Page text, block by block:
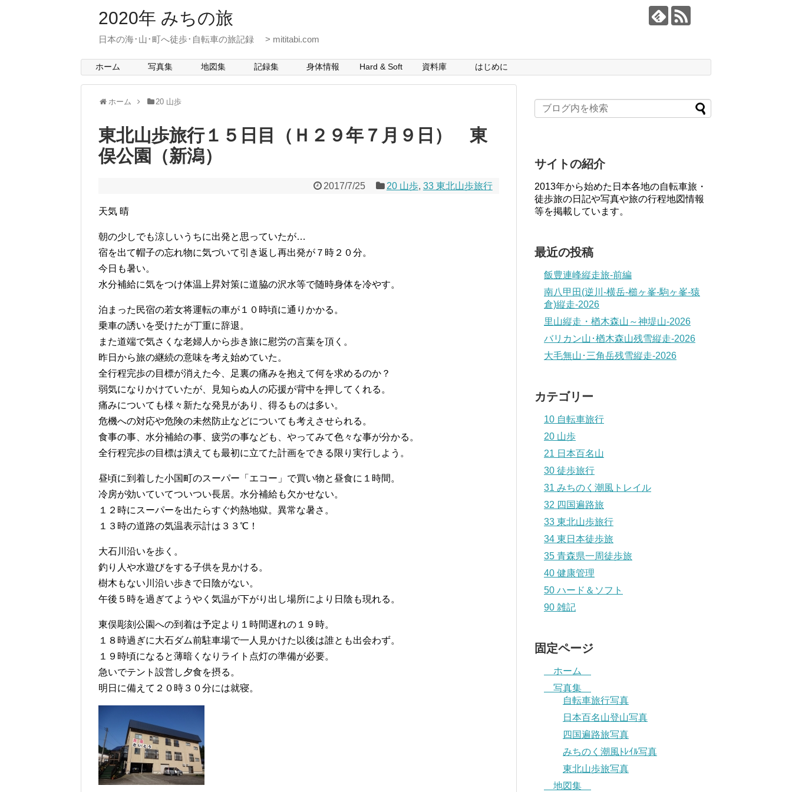
2020年 みちの旅
日本の海･山･町へ徒歩･自転車の旅記録 > mititabi.com
ホーム 写真集 地図集 記録集 身体情報 Hard & Soft 資料庫 はじめに
ホーム 20 山歩
東北山歩旅行１５日目（Ｈ２９年７月９日） 東
俣公園（新潟）
2017/7/25 20 山歩, 33 東北山歩旅行
天気 晴
朝の少しでも涼しいうちに出発と思っていたが…
宿を出て帽子の忘れ物に気づいて引き返し再出発が７時２０分。
今日も暑い。
水分補給に気をつけ体温上昇対策に道脇の沢水等で随時身体を冷やす。
泊まった民宿の若女将運転の車が１０時頃に通りかかる。
乗車の誘いを受けたが丁重に辞退。
また道端で気さくな老婦人から歩き旅に慰労の言葉を頂く。
昨日から旅の継続の意味を考え始めていた。
全行程完歩の目標が消えた今、足裏の痛みを抱えて何を求めるのか？
弱気になりかけていたが、見知らぬ人の応援が背中を押してくれる。
痛みについても様々新たな発見があり、得るものは多い。
危機への対応や危険の未然防止などについても考えさせられる。
食事の事、水分補給の事、疲労の事なども、やってみて色々な事が分かる。
全行程完歩の目標は潰えても最初に立てた計画をできる限り実行しよう。
昼頃に到着した小国町のスーパー「エコー」で買い物と昼食に１時間。
冷房が効いていてついつい長居。水分補給も欠かせない。
１２時にスーパーを出たらすぐ灼熱地獄。異常な暑さ。
１３時の道路の気温表示計は３３℃！
大石川沿いを歩く。
釣り人や水遊びをする子供を見かける。
樹木もない川沿い歩きで日陰がない。
午後５時を過ぎてようやく気温が下がり出し場所により日陰も現れる。
東俣彫刻公園への到着は予定より１時間遅れの１９時。
１８時過ぎに大石ダム前駐車場で一人見かけた以後は誰とも出会わず。
１９時頃になると薄暗くなりライト点灯の準備が必要。
急いでテント設営し夕食を摂る。
明日に備えて２０時３０分には就寝。
サイトの紹介
2013年から始めた日本各地の自転車旅・
徒歩旅の日記や写真や旅の行程地図情報
等を掲載しています。
最近の投稿
飯豊連峰縦走旅-前編
南八甲田(逆川-横岳-櫛ヶ峯-駒ヶ峯-猿
倉)縦走-2026
里山縦走・楢木森山～神堤山-2026
バリカン山･楢木森山残雪縦走-2026
大毛無山･三角岳残雪縦走-2026
カテゴリー
10 自転車旅行
20 山歩
21 日本百名山
30 徒歩旅行
31 みちのく潮風トレイル
32 四国遍路旅
33 東北山歩旅行
34 東日本徒歩旅
35 青森県一周徒歩旅
40 健康管理
50 ハード＆ソフト
90 雑記
固定ページ
ホーム
写真集
自転車旅行写真
日本百名山登山写真
四国遍路旅写真
みちのく潮風ﾄﾚｲﾙ写真
東北山歩旅写真
地図集